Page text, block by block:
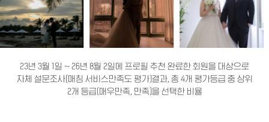
23년 3월 1일 ~ 26년 8월 2일에 프로필 추천 완료한 회원을 대상으로
자체 설문조사(매칭 서비스만족도 평가)결과, 총 4개 평가등급 중 상위
2개 등급(매우만족, 만족)을 선택한 비율